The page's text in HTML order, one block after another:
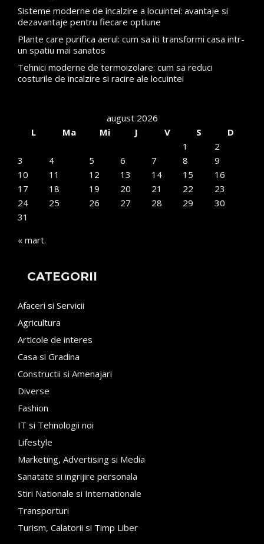
Sisteme moderne de incalzire a locuintei: avantaje si
dezavantaje pentru fiecare optiune
Plante care purifica aerul: cum sa iti transformi casa intr-
un spatiu mai sanatos
Tehnici moderne de termoizolare: cum sa reduci
costurile de incalzire si racire ale locuintei
august 2026
L
Ma Mi J V S
D
1
2
3
4 5 6 7 8
9
10
11 12 13 14 15
16
17
18 19 20 21 22
23
24
25 26 27 28 29
30
31
« mart.
CATEGORII
Afaceri si Servicii
Agricultura
Articole de interes
Casa si Gradina
Constructii si Amenajari
Diverse
Fashion
IT si Tehnologii noi
Lifestyle
Marketing, Advertising si Media
Sanatate si ingrijire personala
Stiri Nationale si Internationale
Transporturi
Turism, Calatorii si Timp Liber